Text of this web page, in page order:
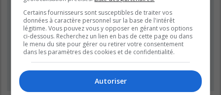
nos conditions d’utilisation et de notre politique de
confidentialité. Veuillez également prendre le temps de
consulter attentivement toutes les règles du forum lors de votre
navigation.
Conditions d’utilisation|Politique de confidentialité
Inscription
Certains fournisseurs sont susceptibles de traiter vos
données à caractère personnel sur la base de l'intérêt
légitime. Vous pouvez vous y opposer en gérant vos options
ci-dessous. Recherchez un lien en bas de cette page ou dans
le menu du site pour gérer ou retirer votre consentement
dans les paramètres des cookies et de confidentialité.
Autoriser